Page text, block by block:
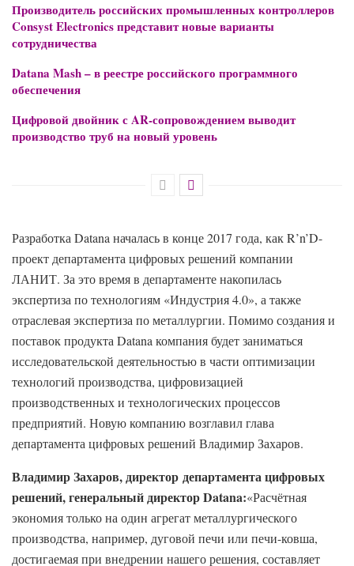
Производитель российских промышленных контроллеров
Consyst Electronics представит новые варианты
сотрудничества
Datana Mash – в реестре российского программного
обеспечения
Цифровой двойник с AR-сопровождением выводит
производство труб на новый уровень
Разработка Datana началась в конце 2017 года, как R’n’D-
проект департамента цифровых решений компании
ЛАНИТ. За это время в департаменте накопилась
экспертиза по технологиям «Индустрия 4.0», а также
отраслевая экспертиза по металлургии. Помимо создания и
поставок продукта Datana компания будет заниматься
исследовательской деятельностью в части оптимизации
технологий производства, цифровизацией
производственных и технологических процессов
предприятий. Новую компанию возглавил глава
департамента цифровых решений Владимир Захаров.
Владимир Захаров, директор департамента цифровых
решений, генеральный директор Datana:«Расчётная
экономия только на один агрегат металлургического
производства, например, дуговой печи или печи-ковша,
достигаемая при внедрении нашего решения, составляет